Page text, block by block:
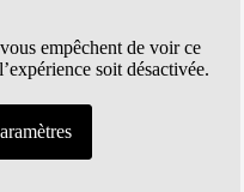
empêchent de voir ce
soit désactivée.